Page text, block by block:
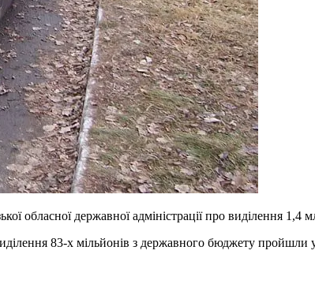
обласної державної адміністрації про виділення
83-х мільйонів з державного бюджету пройшли